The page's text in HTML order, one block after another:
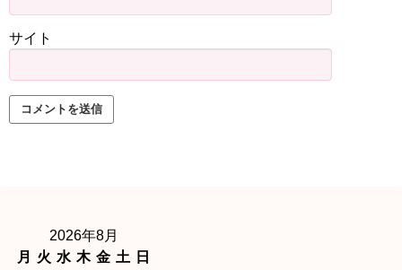
サイト
2026年8月
月
火 水 木 金 土
日